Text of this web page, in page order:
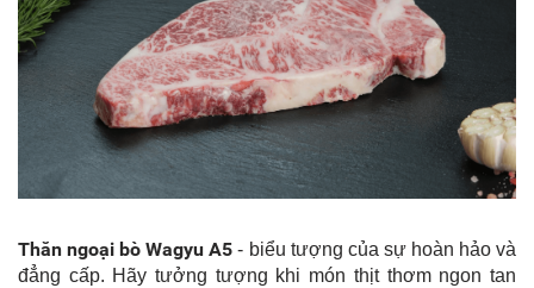
Thăn ngoại bò Wagyu A5 - biểu tượng của sự hoàn hảo và
đẳng cấp. Hãy tưởng tượng khi món thịt thơm ngon tan